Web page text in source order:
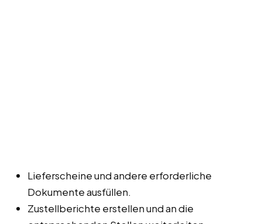
Lieferscheine und andere erforderliche
Dokumente ausfüllen.
Zustellberichte erstellen und an die